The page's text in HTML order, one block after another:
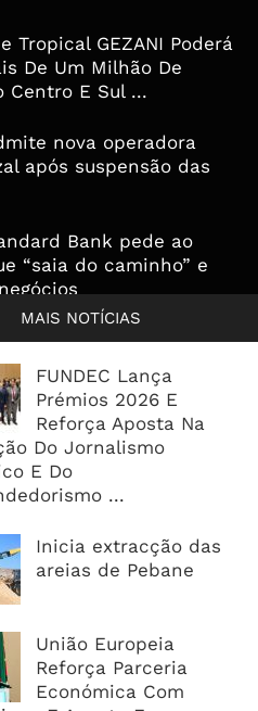
MAIS NOTÍCIAS
FUNDEC Lança
Prémios 2026 E
Reforça Aposta Na
Do Jornalismo
E Do
...
Inicia extracção das
areias de Pebane
União Europeia
Reforça Parceria
Económica Com
Tropical GEZANI Poderá
De Um Milhão De
Centro E Sul ...
nova operadora
após suspensão das
Bank pede ao
“saia do caminho” e
Reservados.